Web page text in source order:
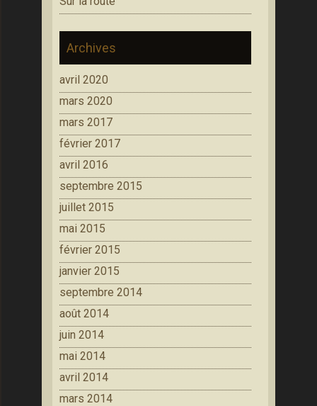
Archives
avril 2020
mars 2020
mars 2017
février 2017
avril 2016
septembre 2015
juillet 2015
mai 2015
février 2015
janvier 2015
septembre 2014
août 2014
juin 2014
mai 2014
avril 2014
mars 2014